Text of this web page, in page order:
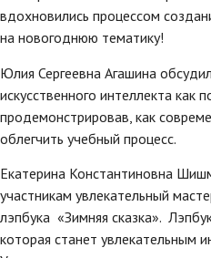
вдохновились процессом
на новогоднюю тематику!
Юлия Сергеевна Агашина
искусственного интеллекта как
продемонстрировав, как
облегчить учебный процесс.
Екатерина Константиновна
участникам увлекательный
лэпбука «Зимняя сказка».
которая станет увлекательным